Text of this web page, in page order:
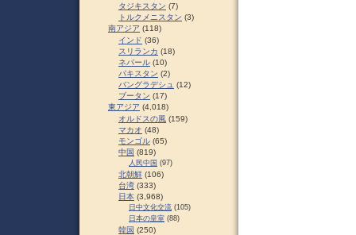
タジキスタン (7)
トルクメニスタン (3)
南アジア (118)
インド (36)
スリランカ (18)
ネパール (10)
パキスタン (2)
バングラデシュ (12)
ブータン (17)
東アジア (4,018)
オルドスの風 (159)
マカオ (48)
モンゴル (65)
中国 (819)
人民中国 (97)
北朝鮮 (106)
台湾 (333)
日本 (3,968)
日中文化交流 (105)
日本の皇室 (88)
韓国 (250)